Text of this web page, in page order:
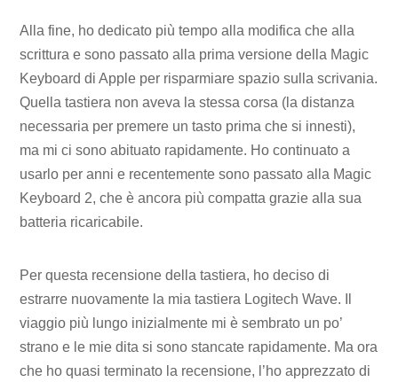
Alla fine, ho dedicato più tempo alla modifica che alla
scrittura e sono passato alla prima versione della Magic
Keyboard di Apple per risparmiare spazio sulla scrivania.
Quella tastiera non aveva la stessa corsa (la distanza
necessaria per premere un tasto prima che si innesti),
ma mi ci sono abituato rapidamente. Ho continuato a
usarlo per anni e recentemente sono passato alla Magic
Keyboard 2, che è ancora più compatta grazie alla sua
batteria ricaricabile.
Per questa recensione della tastiera, ho deciso di
estrarre nuovamente la mia tastiera Logitech Wave. Il
viaggio più lungo inizialmente mi è sembrato un po’
strano e le mie dita si sono stancate rapidamente. Ma ora
che ho quasi terminato la recensione, l’ho apprezzato di